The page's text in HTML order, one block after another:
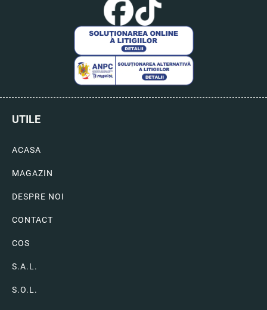
UTILE
ACASA
MAGAZIN
DESPRE NOI
CONTACT
COS
S.A.L.
S.O.L.